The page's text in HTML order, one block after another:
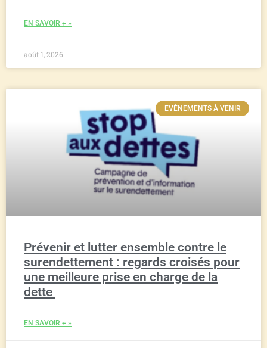
EN SAVOIR + »
août 1, 2026
EVÉNEMENTS À VENIR
Prévenir et lutter ensemble contre le
surendettement : regards croisés pour
une meilleure prise en charge de la
dette
EN SAVOIR + »